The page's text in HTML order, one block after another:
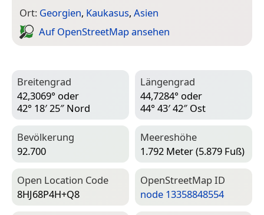
Ort: Georgien, Kaukasus, Asien
Auf Open­Street­Map ansehen
Breitengrad
42,3069° oder
42° 18′ 25″ Nord
Längengrad
44,7284° oder
44° 43′ 42″ Ost
Bevölkerung
92.700
Meereshöhe
1.792 Meter (5.879 Fuß)
Open Location Code
8HJ68P4H+Q8
Open­Street­Map ID
node 13358848554